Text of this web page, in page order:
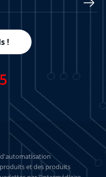
!
et des produits